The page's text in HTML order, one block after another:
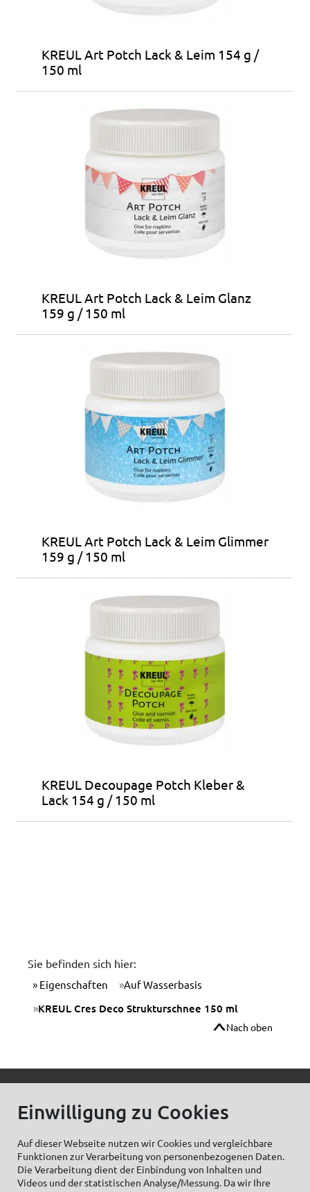
KREUL Art Potch Lack & Leim 154 g /
150 ml
KREUL Art Potch Lack & Leim Glanz
159 g / 150 ml
KREUL Art Potch Lack & Leim Glimmer
159 g / 150 ml
KREUL Decoupage Potch Kleber &
Lack 154 g / 150 ml
Sie befinden sich hier:
Eigenschaften Auf Wasserbasis
KREUL Cres Deco Strukturschnee 150 ml
Nach oben
Zum Newsletter anmelden:
Einwilligung zu Cookies
Auf dieser Webseite nutzen wir Cookies und vergleichbare
Funktionen zur Verarbeitung von personenbezogenen Daten.
Die Verarbeitung dient der Einbindung von Inhalten und
Videos und der statistischen Analyse/Messung. Da wir Ihre